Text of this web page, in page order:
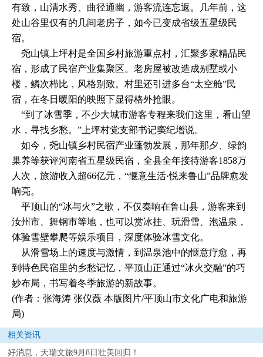
有致，山清水秀、曲径通幽，游客流连忘返。几年前，这
处山谷里仅有的几间老房子，如今已变成省级五星级民
宿。
尧山镇上坪村是全国乡村旅游重点村，汇聚多家精品民
宿，形成了民宿产业集聚区。老房屋被改造成别墅或小
楼，鳞次栉比，风格别致。村里还引进多台“太空舱”民
宿，在冬日暖阳的映照下显得格外抢眼。
“到了冰雪季，不少大城市游客专程来我们这里，看山望
水，寻找乡愁。”上坪村党支部书记窦纪增说。
如今，尧山镇乡村民宿产业蓬勃发展，那年那夕、绿韵
巢养等获评河南省五星级民宿，全县全年接待游客1858万
人次，旅游收入超66亿元，“惬意生活·悦来鲁山”品牌愈发
响亮。
平顶山的“冰与火”之歌，不仅奏响在鲁山县，游客来到
汝州市、舞钢市等地，也可以赏冰挂、玩滑雪、泡温泉，
体验雪壁攀爬等娱乐项目，深度体验冰雪文化。
从滑雪场上的速度与激情，到温泉池中的惬意疗愈，再
到特色民宿里的乡愁记忆，平顶山正通过“冰火交融”的巧
妙布局，书写着冬季旅游的新故事。
(作者：张海涛 张仪薇 本版图片/平顶山市文化广电和旅游
局)
相关资讯
好消息，天瑞文旅9月8日壮美回归！